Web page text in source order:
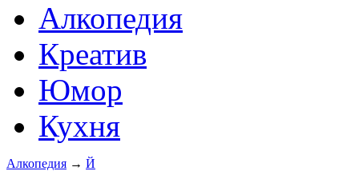
Алкопедия
Креатив
Юмор
Кухня
Алкопедия → Й